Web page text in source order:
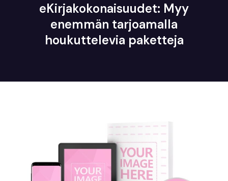
eKirjakokonaisuudet: Myy
enemmän tarjoamalla
houkuttelevia paketteja